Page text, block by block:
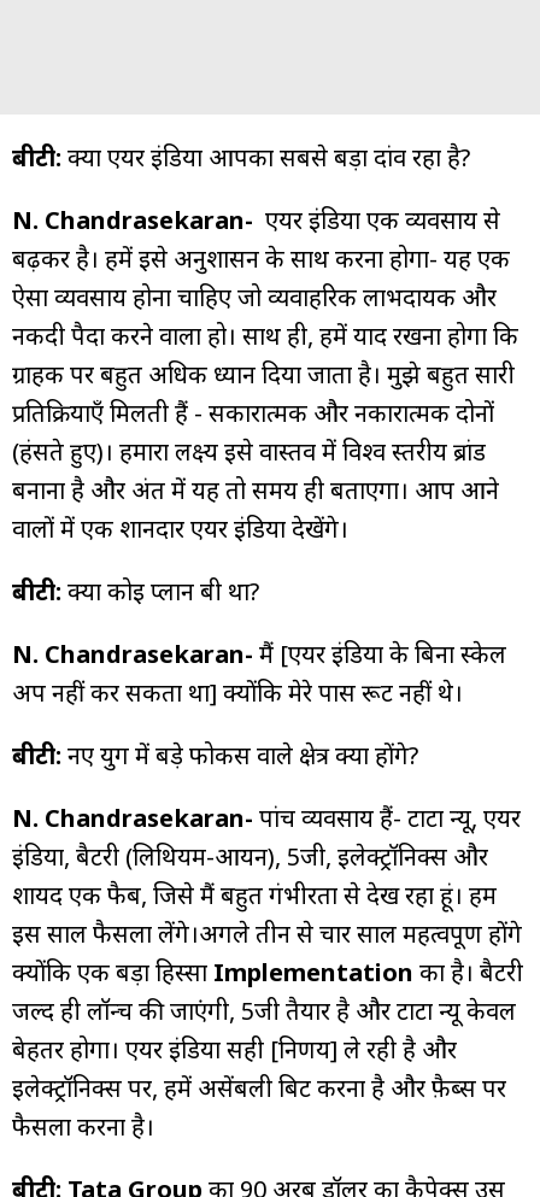
बीटी: क्या एयर इंडिया आपका सबसे बड़ा दांव रहा है?
N. Chandrasekaran- एयर इंडिया एक व्यवसाय से
बढ़कर है। हमें इसे अनुशासन के साथ करना होगा- यह एक
ऐसा व्यवसाय होना चाहिए जो व्यवाहरिक लाभदायक और
नकदी पैदा करने वाला हो। साथ ही, हमें याद रखना होगा कि
ग्राहक पर बहुत अधिक ध्यान दिया जाता है। मुझे बहुत सारी
प्रतिक्रियाएँ मिलती हैं - सकारात्मक और नकारात्मक दोनों
(हंसते हुए)। हमारा लक्ष्य इसे वास्तव में विश्व स्तरीय ब्रांड
बनाना है और अंत में यह तो समय ही बताएगा। आप आने
वालों में एक शानदार एयर इंडिया देखेंगे।
बीटी: क्या कोई प्लान बी था?
N. Chandrasekaran- मैं [एयर इंडिया के बिना स्केल
अप नहीं कर सकता था] क्योंकि मेरे पास रूट नहीं थे।
बीटी: नए युग में बड़े फोकस वाले क्षेत्र क्या होंगे?
N. Chandrasekaran- पांच व्यवसाय हैं- टाटा न्यू, एयर
इंडिया, बैटरी (लिथियम-आयन), 5जी, इलेक्ट्रॉनिक्स और
शायद एक फैब, जिसे मैं बहुत गंभीरता से देख रहा हूं। हम
इस साल फैसला लेंगे।अगले तीन से चार साल महत्वपूर्ण होंगे
क्योंकि एक बड़ा हिस्सा Implementation का है। बैटरी
जल्द ही लॉन्च की जाएंगी, 5जी तैयार है और टाटा न्यू केवल
बेहतर होगा। एयर इंडिया सही [निर्णय] ले रही है और
इलेक्ट्रॉनिक्स पर, हमें असेंबली बिट करना है और फ़ैब्स पर
फैसला करना है।
बीटी: Tata Group का 90 अरब डॉलर का कैपेक्स उस